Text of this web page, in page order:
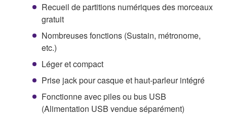
Recueil de partitions numériques des morceaux
gratuit
Nombreuses fonctions (Sustain, métronome,
etc.)
Léger et compact
Prise jack pour casque et haut-parleur intégré
Fonctionne avec piles ou bus USB
(Alimentation USB vendue séparément)